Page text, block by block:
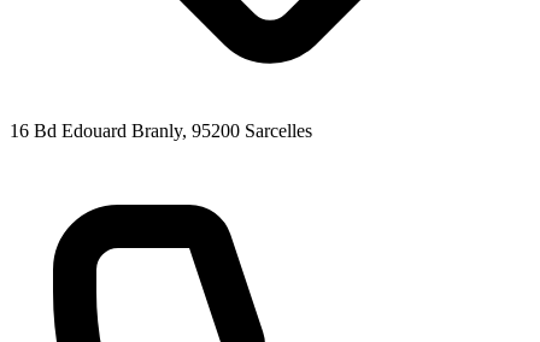
16 Bd Edouard Branly, 95200 Sarcelles